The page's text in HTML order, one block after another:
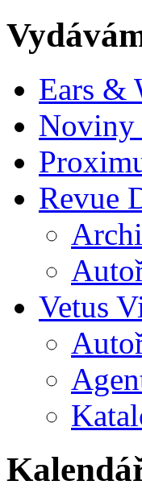
Ears &
Noviny
Revue
Vetus